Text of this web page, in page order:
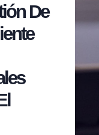
De